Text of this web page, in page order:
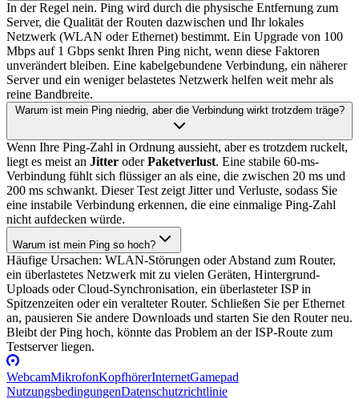
In der Regel nein. Ping wird durch die physische Entfernung zum
Server, die Qualität der Routen dazwischen und Ihr lokales
Netzwerk (WLAN oder Ethernet) bestimmt. Ein Upgrade von 100
Mbps auf 1 Gbps senkt Ihren Ping nicht, wenn diese Faktoren
unverändert bleiben. Eine kabelgebundene Verbindung, ein näherer
Server und ein weniger belastetes Netzwerk helfen weit mehr als
reine Bandbreite.
Warum ist mein Ping niedrig, aber die Verbindung wirkt trotzdem träge?
Wenn Ihre Ping-Zahl in Ordnung aussieht, aber es trotzdem ruckelt,
liegt es meist an Jitter oderPaketverlust. Eine stabile 60-ms-
Verbindung fühlt sich flüssiger an als eine, die zwischen 20 ms und
200 ms schwankt. Dieser Test zeigt Jitter und Verluste, sodass Sie
eine instabile Verbindung erkennen, die eine einmalige Ping-Zahl
nicht aufdecken würde.
Warum ist mein Ping so hoch?
Häufige Ursachen: WLAN-Störungen oder Abstand zum Router,
ein überlastetes Netzwerk mit zu vielen Geräten, Hintergrund-
Uploads oder Cloud-Synchronisation, ein überlasteter ISP in
Spitzenzeiten oder ein veralteter Router. Schließen Sie per Ethernet
an, pausieren Sie andere Downloads und starten Sie den Router neu.
Bleibt der Ping hoch, könnte das Problem an der ISP-Route zum
Testserver liegen.
WebcamMikrofonKopfhörerInternetGamepad
NutzungsbedingungenDatenschutzrichtlinie